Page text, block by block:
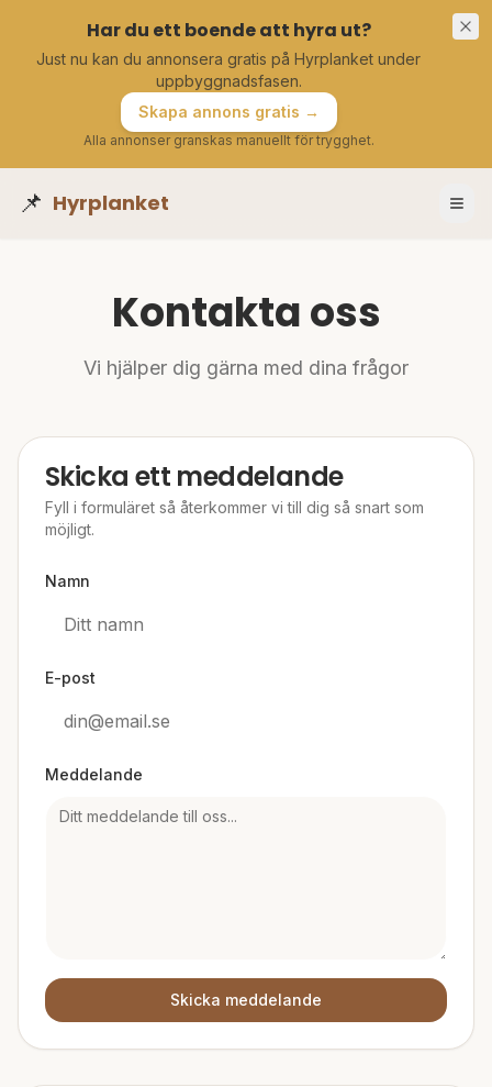
Har du ett boende att hyra ut?
Just nu kan du annonsera gratis på Hyrplanket under
uppbyggnadsfasen.
Skapa annons gratis →
Alla annonser granskas manuellt för trygghet.
📌 Hyrplanket
Kontakta oss
Vi hjälper dig gärna med dina frågor
Skicka ett meddelande
Fyll i formuläret så återkommer vi till dig så snart som
möjligt.
Namn
E-post
Meddelande
Skicka meddelande